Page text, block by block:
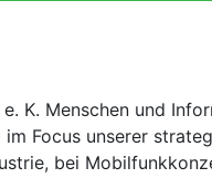
K. Menschen und
Focus unserer
bei